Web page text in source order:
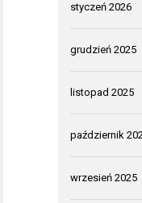
styczeń 2026
grudzień 2025
listopad 2025
październik
wrzesień 2025